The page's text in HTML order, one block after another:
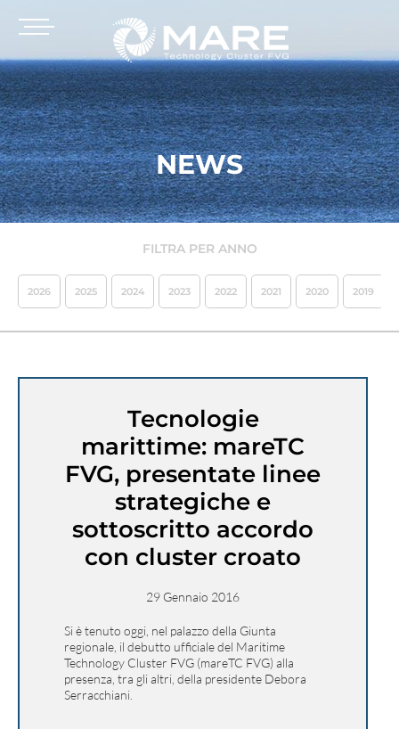
NEWS
FILTRA PER ANNO
2026 2025 2024 2023 2022 2021 2020 2019
Tecnologie
marittime: mareTC
FVG, presentate linee
strategiche e
sottoscritto accordo
con cluster croato
29 Gennaio 2016
Si è tenuto oggi, nel palazzo della Giunta
regionale, il debutto ufficiale del Maritime
Technology Cluster FVG (mareTC FVG) alla
presenza, tra gli altri, della presidente Debora
Serracchiani.